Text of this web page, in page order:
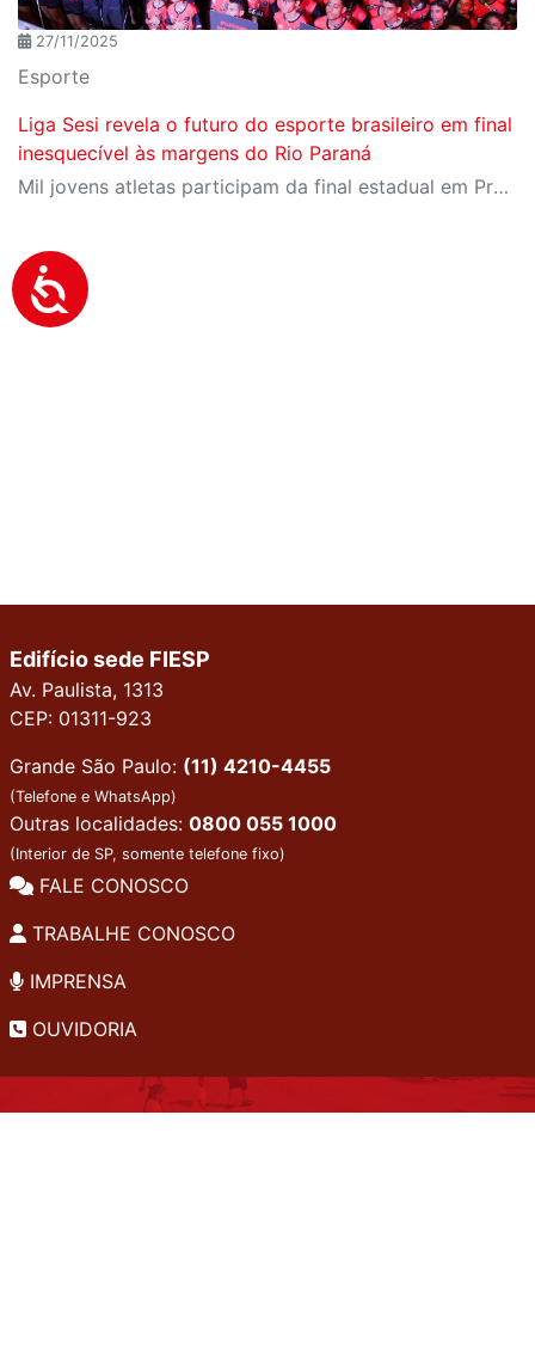
27/11/2025
Esporte
Liga Sesi revela o futuro do esporte brasileiro em final
inesquecível às margens do Rio Paraná
Mil jovens atletas participam da final estadual em Presidente Epitácio, reforçando a Liga Sesi como um dos principais ambientes de formação esportiva do país
Edifício sede FIESP
Av. Paulista, 1313
CEP: 01311-923
Grande São Paulo: (11) 4210-4455
(Telefone e WhatsApp)
Outras localidades: 0800 055 1000
(Interior de SP, somente telefone fixo)
FALE CONOSCO
TRABALHE CONOSCO
IMPRENSA
OUVIDORIA